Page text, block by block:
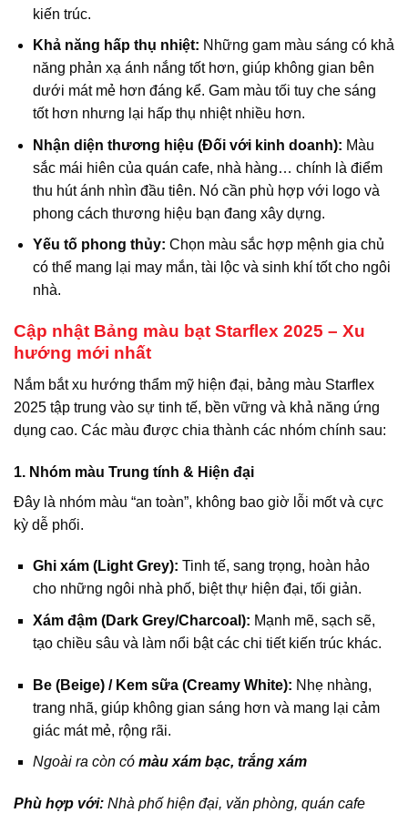
kiến trúc.
Khả năng hấp thụ nhiệt: Những gam màu sáng có khả
năng phản xạ ánh nắng tốt hơn, giúp không gian bên
dưới mát mẻ hơn đáng kể. Gam màu tối tuy che sáng
tốt hơn nhưng lại hấp thụ nhiệt nhiều hơn.
Nhận diện thương hiệu (Đối với kinh doanh): Màu
sắc mái hiên của quán cafe, nhà hàng… chính là điểm
thu hút ánh nhìn đầu tiên. Nó cần phù hợp với logo và
phong cách thương hiệu bạn đang xây dựng.
Yếu tố phong thủy: Chọn màu sắc hợp mệnh gia chủ
có thể mang lại may mắn, tài lộc và sinh khí tốt cho ngôi
nhà.
Cập nhật Bảng màu bạt Starflex 2025 – Xu
hướng mới nhất
Nắm bắt xu hướng thẩm mỹ hiện đại, bảng màu Starflex
2025 tập trung vào sự tinh tế, bền vững và khả năng ứng
dụng cao. Các màu được chia thành các nhóm chính sau:
1. Nhóm màu Trung tính & Hiện đại
Đây là nhóm màu “an toàn”, không bao giờ lỗi mốt và cực
kỳ dễ phối.
Ghi xám (Light Grey): Tinh tế, sang trọng, hoàn hảo
cho những ngôi nhà phố, biệt thự hiện đại, tối giản.
Xám đậm (Dark Grey/Charcoal): Mạnh mẽ, sạch sẽ,
tạo chiều sâu và làm nổi bật các chi tiết kiến trúc khác.
Be (Beige) / Kem sữa (Creamy White): Nhẹ nhàng,
trang nhã, giúp không gian sáng hơn và mang lại cảm
giác mát mẻ, rộng rãi.
Ngoài ra còn có màu xám bạc, trắng xám
Phù hợp với: Nhà phố hiện đại, văn phòng, quán cafe